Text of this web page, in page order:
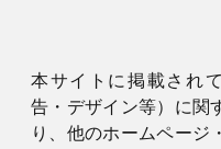
本サイトに掲載され
告・デザイン等）に関
り、他のホームページ